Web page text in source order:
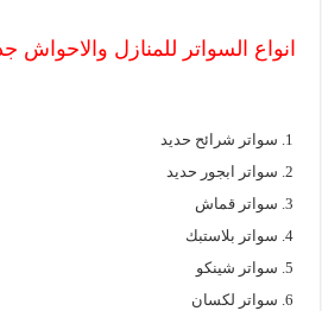
انواع السواتر للمنازل والاحواش جدة
سواتر شرائح حديد
سواتر ابجور حديد
سواتر قماش
سواتر بلاستبك
سواتر شينكو
سواتر لكسان